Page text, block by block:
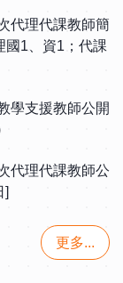
代理代課教師簡
國1、資1；代課
學支援教師公開
代理代課教師公
]
更多...